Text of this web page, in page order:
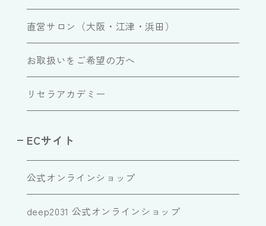
直営サロン（大阪・江津・浜田）
お取扱いをご希望の方へ
リセラアカデミー
ECサイト
公式オンラインショップ
deep2031 公式オンラインショップ